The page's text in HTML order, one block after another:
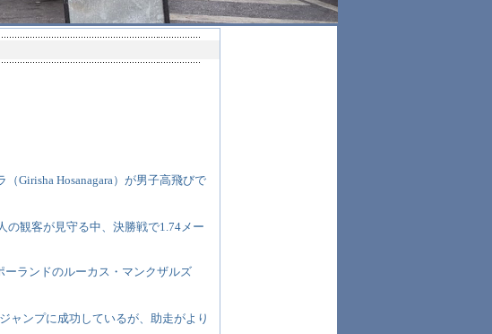
Girisha Hosanagara）が男子高飛びで
の観客が見守る中、決勝戦で1.74メー
ーランドのルーカス・マンクザルズ
ャンプに成功しているが、助走がより